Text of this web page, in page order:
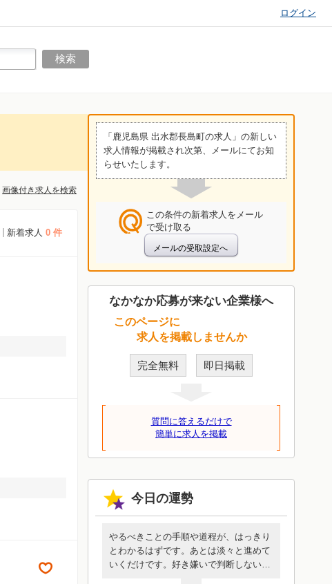
ログイン
画像付き求人を検索
新着求人 0 件
「鹿児島県 出水郡長島町の求人」の新しい
求人情報が掲載され次第、メールにてお知
らせいたします。
この条件の新着求人をメール
で受け取る
なかなか応募が来ない企業様へ
このページに
求人を掲載しませんか
完全無料 即日掲載
質問に答えるだけで
簡単に求人を掲載
今日の運勢
やるべきことの手順や道程が、はっきり
とわかるはずです。あとは淡々と進めて
いくだけです。好き嫌いで判断しないで